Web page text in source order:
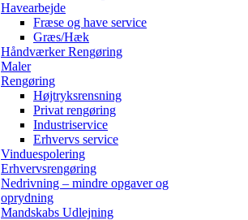
Havearbejde
Fræse og have service
Græs/Hæk
Håndværker Rengøring
Maler
Rengøring
Højtryksrensning
Privat rengøring
Industriservice
Erhvervs service
Vinduespolering
Erhvervsrengøring
Nedrivning – mindre opgaver og
oprydning
Mandskabs Udlejning